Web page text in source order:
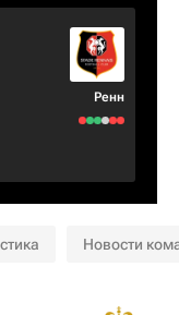
Ренн
Новости